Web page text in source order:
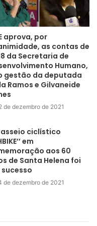
aprova, por
as contas de
da Secretaria de
Humano,
gestão da deputada
Ramos e Gilvaneide
de dezembro de 2021
ciclístico
em
aos 60
de Santa Helena foi
sucesso
de dezembro de 2021